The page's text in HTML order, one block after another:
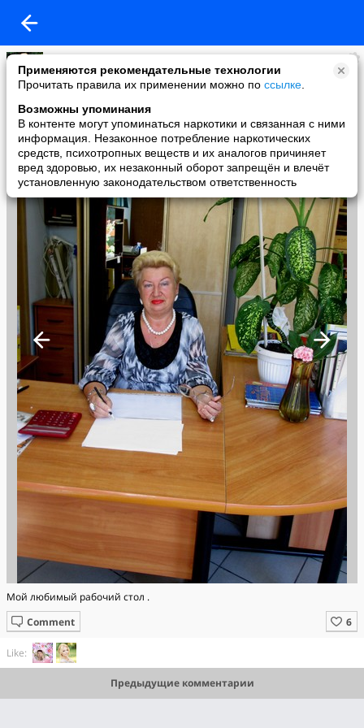
Применяются рекомендательные технологии
Прочитать правила их применении можно по ссылке
Возможны упоминания
В контенте могут упоминаться наркотики и связанная с ними
информация. Незаконное потребление наркотических
средств, психотропных веществ и их аналогов причиняет
вред здоровью, их незаконный оборот запрещён и влечёт
установленную законодательством ответственность
Людмила Киндрицкая
added a photo
02 Aug в 21:08
Мой любимый рабочий стол .
Comment
Like:
Предыдущие комментарии